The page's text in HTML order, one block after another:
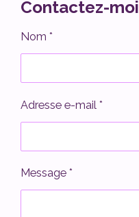
Contactez-moi
Nom *
Adresse e-mail *
Message *